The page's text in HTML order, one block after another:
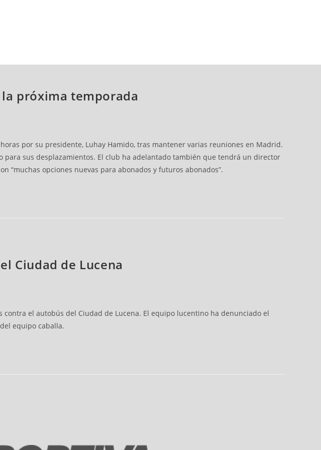
próxima temporada
por su presidente, Luhay Hamido, tras mantener varias reuniones en Madrid.
sus desplazamientos. El club ha adelantado también que tendrá un director
“muchas opciones nuevas para abonados y futuros abonados”.
Ciudad de Lucena
contra el autobús del Ciudad de Lucena. El equipo lucentino ha denunciado el
equipo caballa.